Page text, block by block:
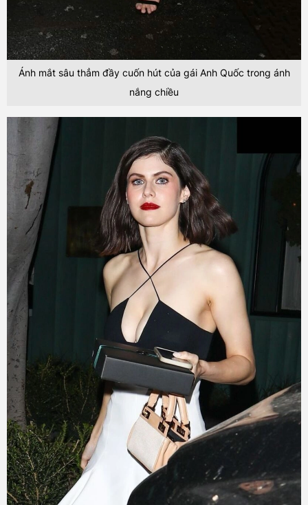
Ánh mắt sâu thẳm đầy cuốn hút của gái Anh Quốc trong ánh
nắng chiều